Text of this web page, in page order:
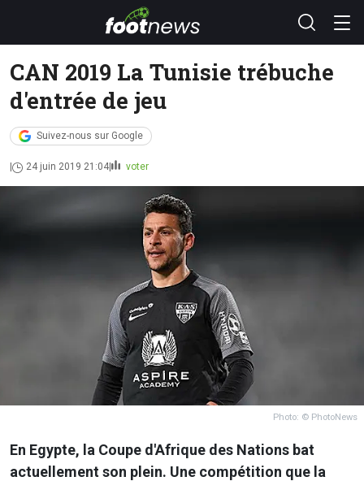
CAN 2019 La Tunisie trébuche
d'entrée de jeu
Suivez-nous sur Google
24 juin 2019 21:04 voter
Photo: © PhotoNews
En Egypte, la Coupe d'Afrique des Nations bat
actuellement son plein. Une compétition que la